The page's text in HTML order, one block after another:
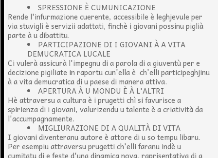
SPRESSIONE È CUMUNICAZIONE
Rende l'infurmazione cuerente, accessibile è leghjevule per
via stuvigli è servizii adattati, finchè i giovani possinu piglià
parte à u dibattitu.
PARTICIPAZIONE DI I GIOVANI À A VITA
DEMUCRATICA LUCALE
Ci vulerà assicurà l'impegnu di a parola di a giuventù per e
decizione pigiliate in raportu cun'ella è ch'elli participeghjinu
à a vita demucratica di u paese di manera attiva.
APERTURA À U MONDU È À L'ALTRI
Hè attraversu a cultura è i prugetti chì si favurisce a
spirienza di i giovani, valurizendu u talente è a criatività da
l'accumpagnamente.
MIGLIURAZIONE DI A QUALITÀ DI VITA
I giovani diventeranu autore è attore di u so tempu libaru.
Per esempiu attraversu prugetti ch'elli faranu indè u